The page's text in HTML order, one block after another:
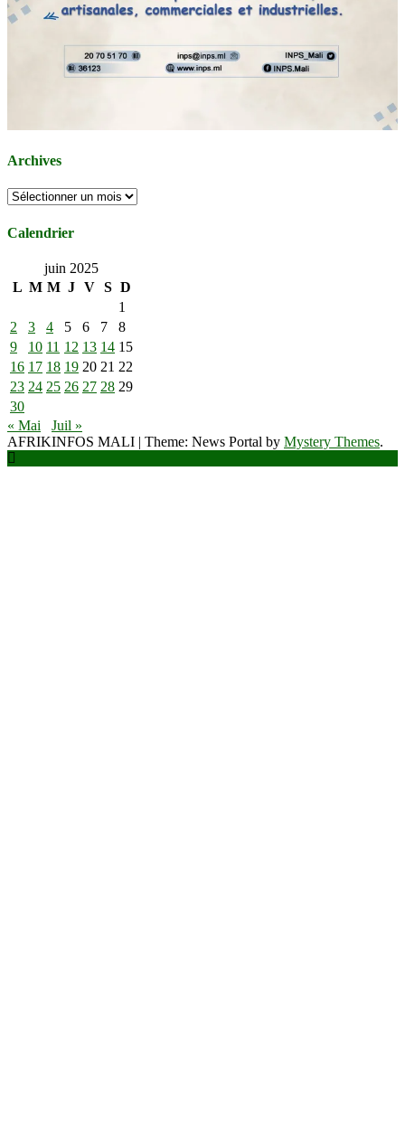
Archives
Archives
Calendrier
juin 2025
L M M J V S D
1
2
3 4 5 6 7
8
9
10 11 12 13 14 15
16 17 18 19 20 21 22
23 24 25 26 27 28 29
30
« Mai
Juil »
AFRIKINFOS MALI | Theme: News Portal by Mystery Themes.